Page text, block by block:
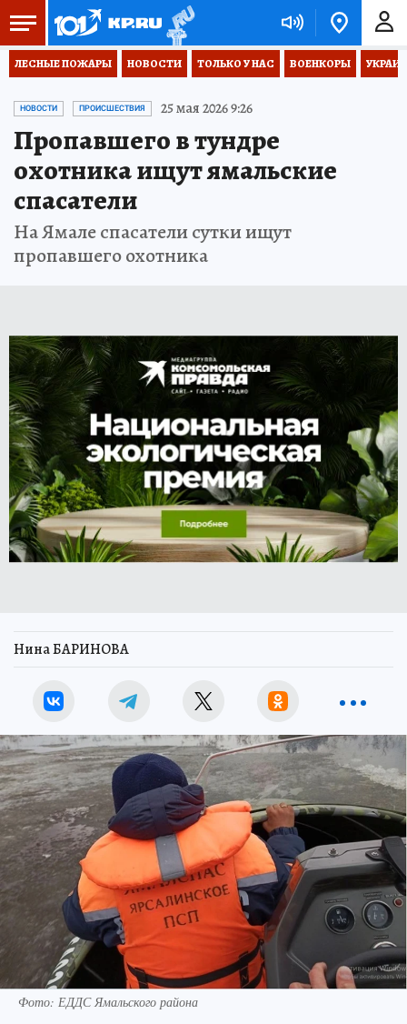
ЛЕСНЫЕ ПОЖАРЫ НОВОСТИ ТОЛЬКО У НАС ВОЕНКОРЫ
НОВОСТИ ПРОИСШЕСТВИЯ 25 мая 2026 9:26
Пропавшего в тундре
охотника ищут ямальские
спасатели
На Ямале спасатели сутки ищут
пропавшего охотника
Нина БАРИНОВА
Фото: ЕДДС Ямальского района